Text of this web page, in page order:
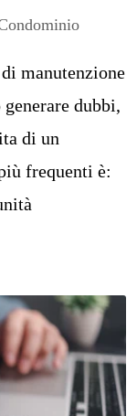
manutenzione
dubbi,
di un
frequenti è: